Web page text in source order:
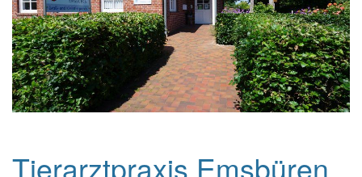
Großtierpraxis
Kontakt & Anfahrt
Tierarztpraxis Emsbüren